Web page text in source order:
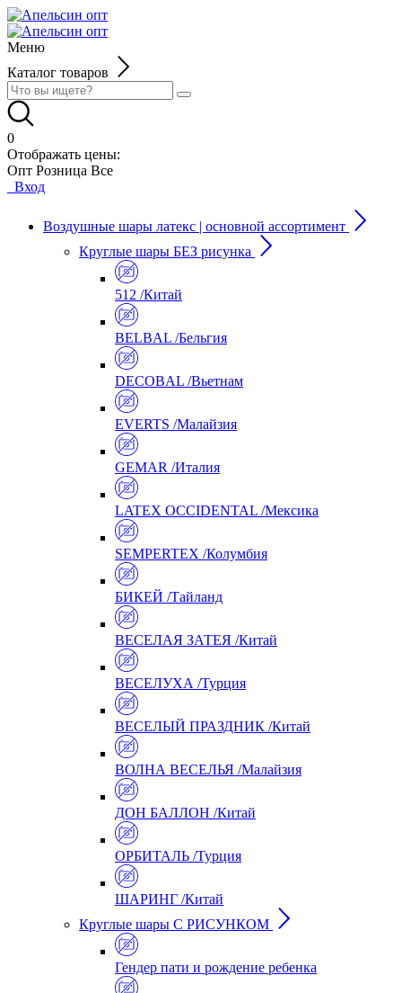
Меню
Каталог товаров
0
Отображать цены:
Опт Розница Все
Вход
Воздушные шары латекс | основной ассортимент
Круглые шары БЕЗ рисунка
512 /Китай
BELBAL /Бельгия
DECOBAL /Вьетнам
EVERTS /Малайзия
GEMAR /Италия
LATEX OCCIDENTAL /Мексика
SEMPERTEX /Колумбия
БИКЕЙ /Тайланд
ВЕСЕЛАЯ ЗАТЕЯ /Китай
ВЕСЕЛУХА /Турция
ВЕСЕЛЫЙ ПРАЗДНИК /Китай
ВОЛНА ВЕСЕЛЬЯ /Малайзия
ДОН БАЛЛОН /Китай
ОРБИТАЛЬ /Турция
ШАРИНГ /Китай
Круглые шары С РИСУНКОМ
Гендер пати и рождение ребенка